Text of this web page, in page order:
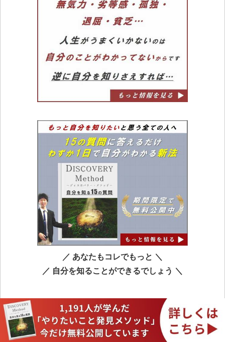
／ あなたもコレでもっと ＼
／ 自分を知ることができるでしょう ＼
素直に自分から「教えてください」と頼む